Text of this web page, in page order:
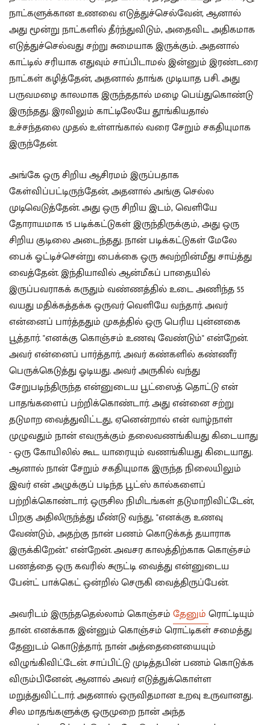
நாட்களுக்கான உணவை எடுத்துச்செல்வேன், ஆனால்
அது மூன்று நாட்களில் தீர்ந்துவிடும், அதைவிட அதிகமாக
எடுத்துச்செல்வது சற்று சுமையாக இருக்கும். அதனால்
காட்டில் சரியாக எதுவும் சாப்பிடாமல் இன்னும் இரண்டரை
நாட்கள் கழித்தேன், அதனால் தாங்க முடியாத பசி. அது
பருவமழை காலமாக இருந்ததால் மழை பெய்துகொண்டு
இருந்தது. இரவிலும் காட்டிலேயே தூங்கியதால்
உச்சந்தலை முதல் உள்ளங்கால் வரை சேறும் சகதியுமாக
இருந்தேன்.
அங்கே ஒரு சிறிய ஆசிரமம் இருப்பதாக
கேள்விப்பட்டிருந்தேன், அதனால் அங்கு செல்ல
முடிவெடுத்தேன். அது ஒரு சிறிய இடம், வெளியே
தோராயமாக 15 படிக்கட்டுகள் இருந்திருக்கும், அது ஒரு
சிறிய குடிலை அடைந்தது. நான் படிக்கட்டுகள் மேலே
பைக் ஓட்டிச்சென்று பைக்கை ஒரு சுவற்றின்மீது சாய்த்து
வைத்தேன். இந்தியாவில் ஆன்மீகப் பாதையில்
இருப்பவராகக் கருதும் வண்ணத்தில் உடை அணிந்த 55
வயது மதிக்கத்தக்க ஒருவர் வெளியே வந்தார். அவர்
என்னைப் பார்த்ததும் முகத்தில் ஒரு பெரிய புன்னகை
பூத்தார். "எனக்கு கொஞ்சம் உணவு வேண்டும்" என்றேன்.
அவர் என்னைப் பார்த்தார், அவர் கண்களில் கண்ணீர்
பெருக்கெடுத்து ஓடியது. அவர் அருகில் வந்து
சேறுபடிந்திருந்த என்னுடைய பூட்ஸைத் தொட்டு என்
பாதங்களைப் பற்றிக்கொண்டார். அது என்னை சற்று
தடுமாற வைத்துவிட்டது, ஏனென்றால் என் வாழ்நாள்
முழுவதும் நான் எவருக்கும் தலைவணங்கியது கிடையாது
- ஒரு கோயிலில் கூட யாரையும் வணங்கியது கிடையாது.
ஆனால் நான் சேறும் சகதியுமாக இருந்த நிலையிலும்
இவர் என் அழுக்குப் படிந்த பூட்ஸ் கால்களைப்
பற்றிக்கொண்டார். ஒருசில நிமிடங்கள் தடுமாறிவிட்டேன்,
பிறகு அதிலிருந்த்து மீண்டு வந்து, "எனக்கு உணவு
வேண்டும், அதற்கு நான் பணம் கொடுக்கத் தயாராக
இருக்கிறேன்." என்றேன். அவசர காலத்திற்காக கொஞ்சம்
பணத்தை ஒரு கவரில் சுருட்டி வைத்து என்னுடைய
பேன்ட் பாக்கெட் ஒன்றில் செருகி வைத்திருப்பேன்.
அவரிடம் இருந்ததெல்லாம் கொஞ்சம்தேனும்ரொட்டியும்
தான். எனக்காக இன்னும் கொஞ்சம் ரொட்டிகள் சமைத்து
தேனுடம் கொடுத்தார், நான் அத்தைனையையும்
விழுங்கிவிட்டேன். சாப்பிட்டு முடித்தபின் பணம் கொடுக்க
விரும்பினேன், ஆனால் அவர் எடுத்துக்கொள்ள
மறுத்துவிட்டார். அதனால் ஒருவிதமான உறவு உருவானது.
சில மாதங்களுக்கு ஒருமுறை நான் அந்த